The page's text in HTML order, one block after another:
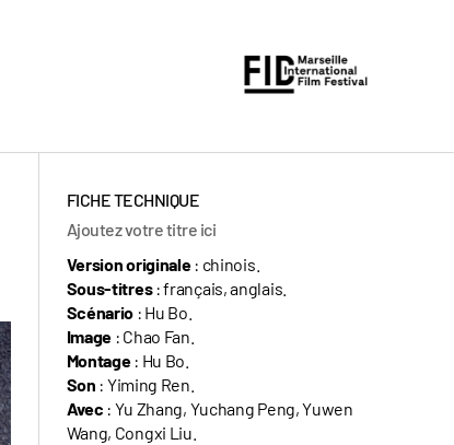
FICHE TECHNIQUE
Ajoutez votre titre ici
Version originale: chinois.
Sous-titres: français, anglais.
Scénario : Hu Bo.
Image : Chao Fan.
Montage: Hu Bo.
Son : Yiming Ren.
Avec : Yu Zhang, Yuchang Peng, Yuwen
Wang, Congxi Liu.